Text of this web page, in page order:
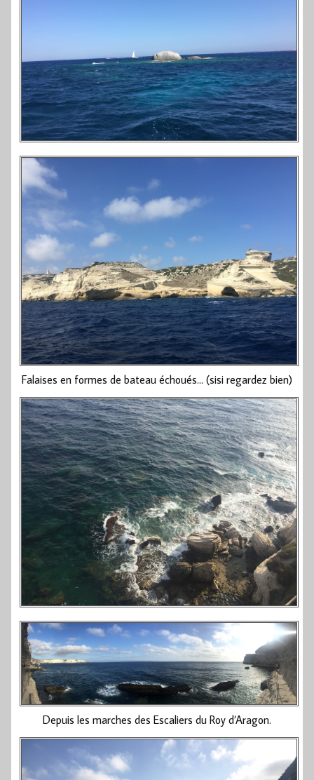
Falaises en formes de bateau échoués… (sisi regardez bien)
Depuis les marches des Escaliers du Roy d’Aragon.